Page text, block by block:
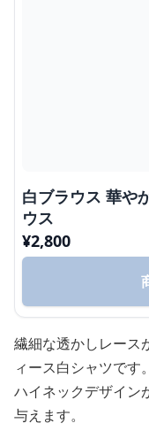
白ブラウス 華や
ウス
¥2,800
繊細な透かしレース
ィース白シャツです。
ハイネックデザイン
与えます。